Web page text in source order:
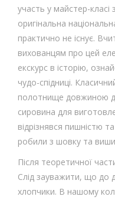
участь у майстер-
оригінальна
практично не існує.
вихованцям про цей
екскурс в історію,
чудо-спідниці.
полотнище довжиною
сировина для
відрізнявся пишністю
робили з шовку та
Після теоретичної
Слід зауважити, що до
хлопчики. В нашому